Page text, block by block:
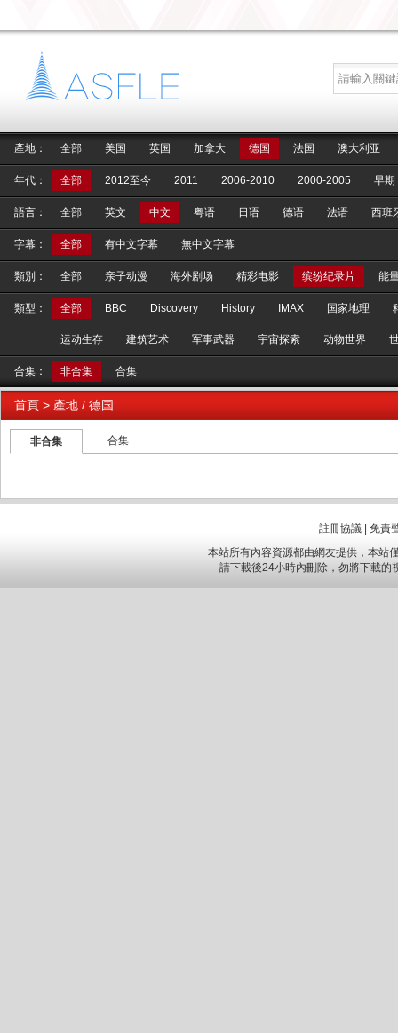
產地： 全部 美国 英国 加拿大 德国 法国 澳大利亚
年代： 全部 2012至今 2011 2006-2010 2000-2005 早期
語言： 全部 英文 中文 粤语 日语 德语 法语 西班
字幕： 全部 有中文字幕 無中文字幕
類別： 全部 亲子动漫 海外剧场 精彩电影 缤纷纪录片 能
類型： 全部 BBC Discovery History IMAX 国家地理
运动生存 建筑艺术 军事武器 宇宙探索 动物世界
合集： 非合集 合集
首頁 > 產地 / 德国
非合集 合集
註冊協議
免責
本站所有內容資源都由網友提供，本站
請下載後24小時內刪除，勿將下載的